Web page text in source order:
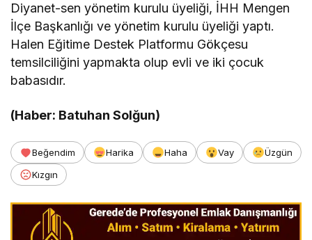
Diyanet-sen yönetim kurulu üyeliği, İHH Mengen
İlçe Başkanlığı ve yönetim kurulu üyeliği yaptı.
Halen Eğitime Destek Platformu Gökçesu
temsilciliğini yapmakta olup evli ve iki çocuk
babasıdır.
(Haber: Batuhan Solğun)
Beğendim Harika Haha Vay
Üzgün
Kızgın